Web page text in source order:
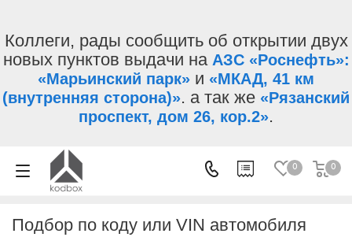
Коллеги, рады сообщить об открытии двух
новых пунктов выдачи на АЗС «Роснефть»:
«Марьинский парк» и «МКАД, 41 км
(внутренняя сторона)». а так же «Рязанский
проспект, дом 26, кор.2».
0 0
Подбор по коду или VIN автомобиля